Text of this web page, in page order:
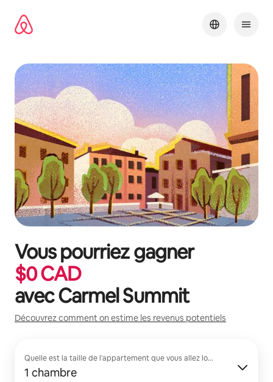
directement
Vous pourriez gagner
$0CAD
avecCarmel Summit
Découvrez comment on estime les revenus potentiels
Quelle est la taille de l'appartement que vous allez louer?
1 chambre